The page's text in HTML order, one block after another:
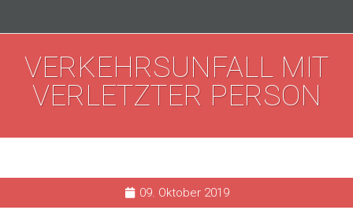
VERKEHRSUNFALL MIT
VERLETZTER PERSON
09. Oktober 2019